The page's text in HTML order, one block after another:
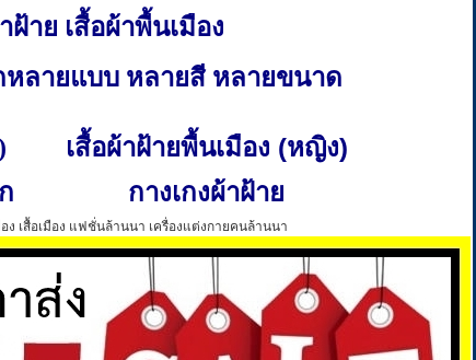
ฝ้าย เสื้อผ้าพื้นเมือง
ลายแบบ หลายสี หลายขนาด
เสื้อผ้าฝ้ายพื้นเมือง (หญิง)
กางเกงผ้าฝ้าย